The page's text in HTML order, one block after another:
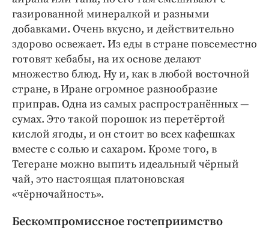
газированной минералкой и разными
добавками. Очень вкусно, и действительно
здорово освежает. Из еды в стране повсеместно
готовят кебабы, на их основе делают
множество блюд. Ну и, как в любой восточной
стране, в Иране огромное разнообразие
приправ. Одна из самых распространённых —
сумах. Это такой порошок из перетёртой
кислой ягоды, и он стоит во всех кафешках
вместе с солью и сахаром. Кроме того, в
Тегеране можно выпить идеальный чёрный
чай, это настоящая платоновская
«чёрночайность».
Бескомпромиссное гостеприимство